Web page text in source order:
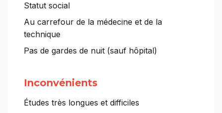
Statut social
Au carrefour de la médecine et de la
technique
Pas de gardes de nuit (sauf hôpital)
Inconvénients
Études très longues et difficiles